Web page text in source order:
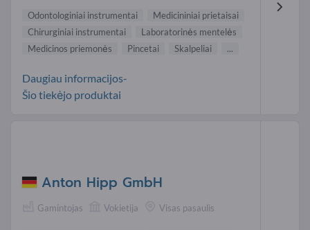
Odontologiniai instrumentai
Medicininiai prietaisai
Chirurginiai instrumentai
Laboratorinės mentelės
Medicinos priemonės
Pincetai Skalpeliai ...
Daugiau informacijos-
Šio tiekėjo produktai
Anton Hipp GmbH
Gamintojas Vokietija Visas pasaulis